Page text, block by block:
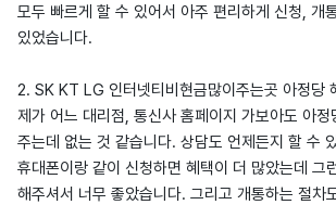
모두 빠르게 할 수 있어서 아주 편리하게 신청, 개
있었습니다.
2. SK KT LG 인터넷티비현금많이주는곳 아정당
제가 어느 대리점, 통신사 홈페이지 가보아도 아정
주는데 없는 것 같습니다. 상담도 언제든지 할 수
휴대폰이랑 같이 신청하면 혜택이 더 많았는데 그
해주셔서 너무 좋았습니다. 그리고 개통하는 절차